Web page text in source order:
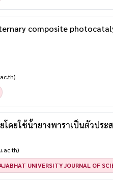
ternary composite
ดยใช้น้้ายางพาราเป็นตัวประ
UNIVERSITY JOURNAL OF